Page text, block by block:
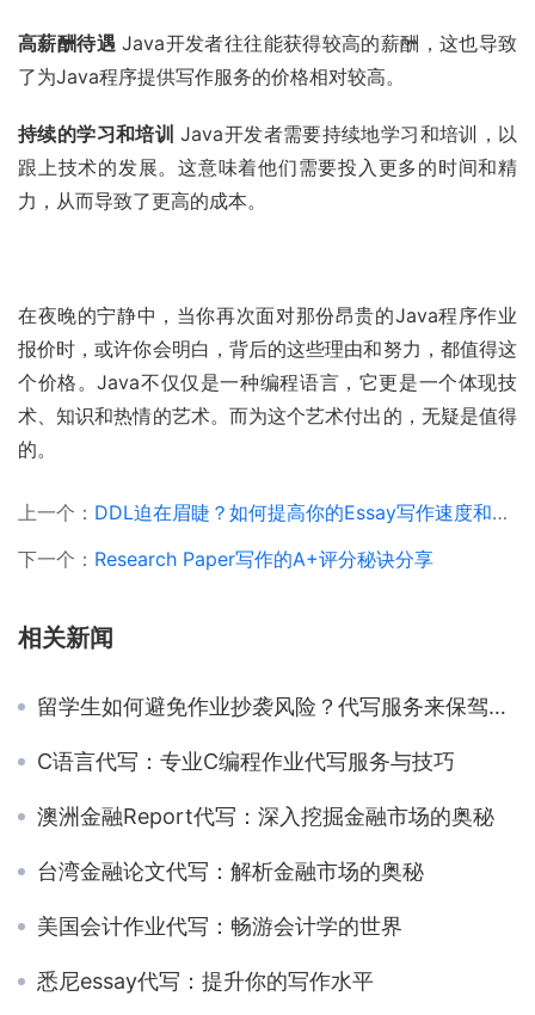
高薪酬待遇 Java开发者往往能获得较高的薪酬，这也导致
了为Java程序提供写作服务的价格相对较高。
持续的学习和培训 Java开发者需要持续地学习和培训，以
跟上技术的发展。这意味着他们需要投入更多的时间和精
力，从而导致了更高的成本。
在夜晚的宁静中，当你再次面对那份昂贵的Java程序作业
报价时，或许你会明白，背后的这些理由和努力，都值得这
个价格。Java不仅仅是一种编程语言，它更是一个体现技
术、知识和热情的艺术。而为这个艺术付出的，无疑是值得
的。
上一个： DDL迫在眉睫？如何提高你的Essay写作速度和效率
下一个： Research Paper写作的A+评分秘诀分享
相关新闻
留学生如何避免作业抄袭风险？代写服务来保驾护航！
C语言代写：专业C编程作业代写服务与技巧
澳洲金融Report代写：深入挖掘金融市场的奥秘
台湾金融论文代写：解析金融市场的奥秘
美国会计作业代写：畅游会计学的世界
悉尼essay代写：提升你的写作水平